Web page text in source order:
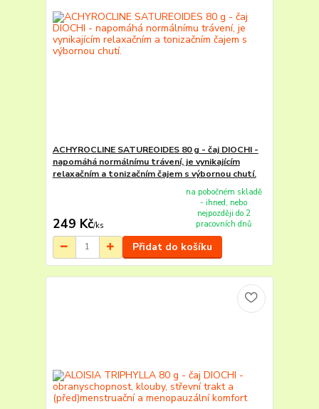
ACHYROCLINE SATUREOIDES 80 g - čaj DIOCHI -
napomáhá normálnímu trávení, je vynikajícím
relaxačním a tonizačním čajem s výbornou chutí.
249 Kč/ks
na pobočném skladě
- ihned, nebo
nejpozději do 2
pracovních dnů
Přidat do košíku